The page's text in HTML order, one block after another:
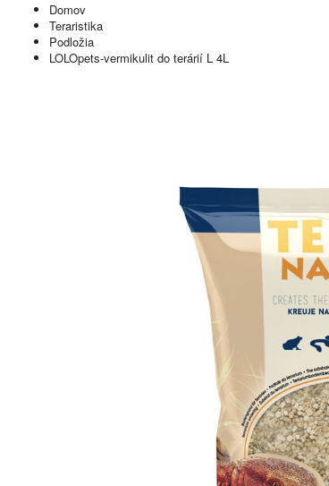
Domov
Teraristika
Podložia
LOLOpets-vermikulit do terárií L 4L